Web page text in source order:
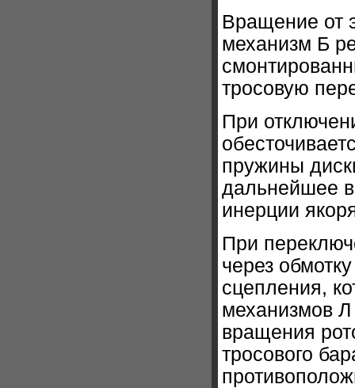
Вращение от
механизм Б
тросовую
При
пружины
дальнейшее
инерции
При
через
сцепления,
механизмов Л
вращения
тросового